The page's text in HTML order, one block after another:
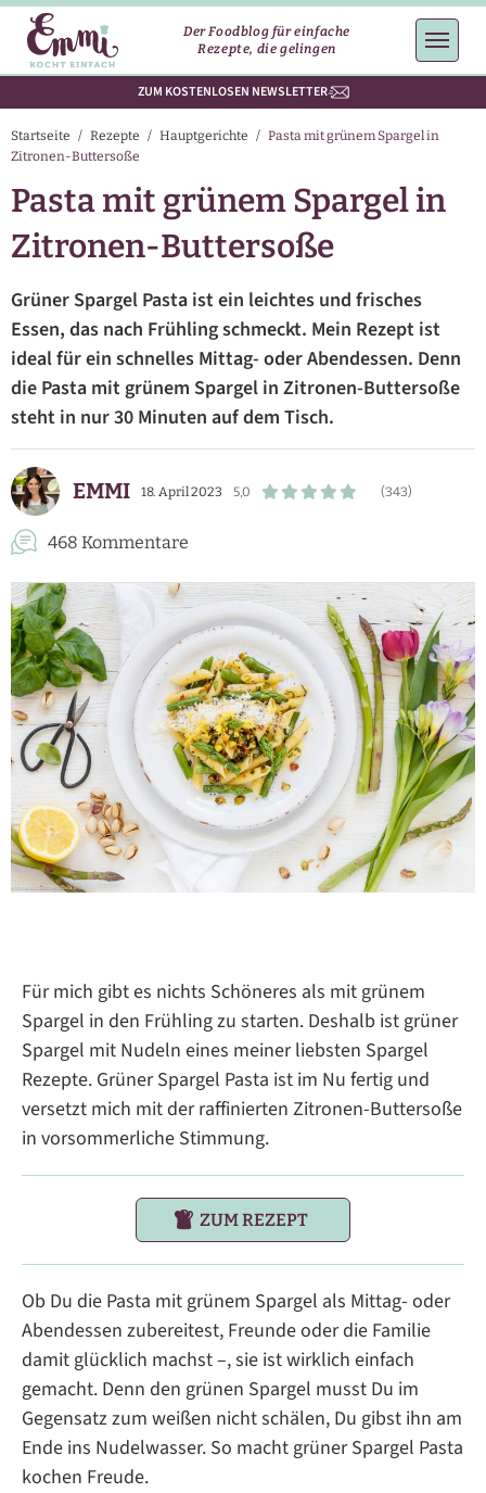
Der Foodblog für einfache
Rezepte, die gelingen
ZUM KOSTENLOSEN NEWSLETTER
Startseite / Rezepte / Hauptgerichte / Pasta mit grünem Spargel in
Zitronen-Buttersoße
Pasta mit grünem Spargel in
Zitronen-Buttersoße
Grüner Spargel Pasta ist ein leichtes und frisches
Essen, das nach Frühling schmeckt. Mein Rezept ist
ideal für ein schnelles Mittag- oder Abendessen. Denn
die Pasta mit grünem Spargel in Zitronen-Buttersoße
steht in nur 30 Minuten auf dem Tisch.
EMMI 18. April 2023 5,0 (343)
468 Kommentare
Für mich gibt es nichts Schöneres als mit grünem
Spargel in den Frühling zu starten. Deshalb ist grüner
Spargel mit Nudeln eines meiner liebsten Spargel
Rezepte. Grüner Spargel Pasta ist im Nu fertig und
versetzt mich mit der raffinierten Zitronen-Buttersoße
in vorsommerliche Stimmung.
ZUM REZEPT
Ob Du die Pasta mit grünem Spargel als Mittag- oder
Abendessen zubereitest, Freunde oder die Familie
damit glücklich machst –, sie ist wirklich einfach
gemacht. Denn den grünen Spargel musst Du im
Gegensatz zum weißen nicht schälen, Du gibst ihn am
Ende ins Nudelwasser. So macht grüner Spargel Pasta
kochen Freude.